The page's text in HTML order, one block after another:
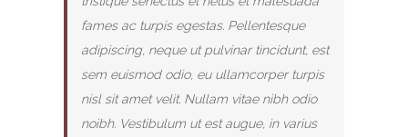
fames ac turpis egestas. Pellentesque
adipiscing, neque ut pulvinar tincidunt, est
sem euismod odio, eu ullamcorper turpis
nisl sit amet velit. Nullam vitae nibh odio
noibh. Vestibulum ut est augue, in varius